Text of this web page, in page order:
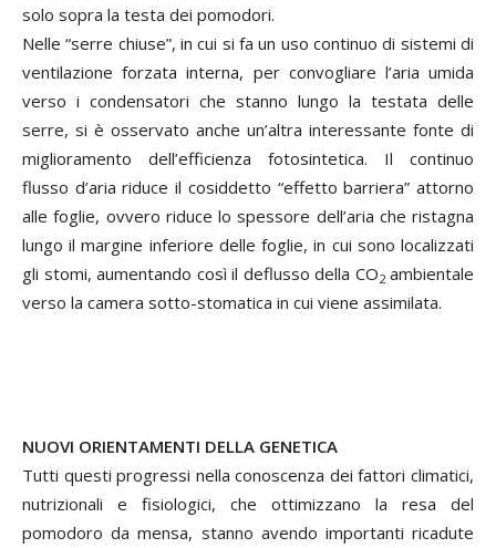
solo sopra la testa dei pomodori.
Nelle “serre chiuse”, in cui si fa un uso continuo di sistemi di
ventilazione forzata interna, per convogliare l’aria umida
verso i condensatori che stanno lungo la testata delle
serre, si è osservato anche un’altra interessante fonte di
miglioramento dell’efficienza fotosintetica. Il continuo
flusso d’aria riduce il cosiddetto “effetto barriera” attorno
alle foglie, ovvero riduce lo spessore dell’aria che ristagna
lungo il margine inferiore delle foglie, in cui sono localizzati
gli stomi, aumentando così il deflusso della CO2ambientale
verso la camera sotto-stomatica in cui viene assimilata.
NUOVI ORIENTAMENTI DELLA GENETICA
Tutti questi progressi nella conoscenza dei fattori climatici,
nutrizionali e fisiologici, che ottimizzano la resa del
pomodoro da mensa, stanno avendo importanti ricadute